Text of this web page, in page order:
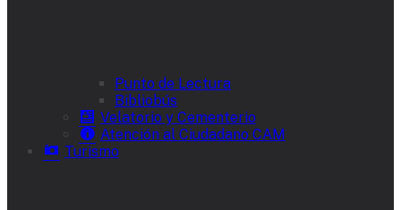
Punto de Lectura
Bibliobús
Velatorio y Cementerio
Atención al Ciudadano CAM
Turismo